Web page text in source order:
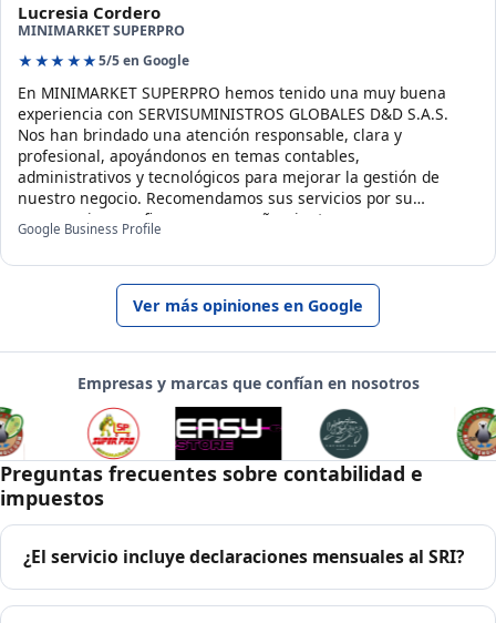
Lucresia Cordero
MINIMARKET SUPERPRO
★★★★★5/5 en Google
En MINIMARKET SUPERPRO hemos tenido una muy buena
experiencia con SERVISUMINISTROS GLOBALES D&D S.A.S.
Nos han brindado una atención responsable, clara y
profesional, apoyándonos en temas contables,
administrativos y tecnológicos para mejorar la gestión de
nuestro negocio. Recomendamos sus servicios por su
compromiso, confianza y acompañamiento.
Google Business Profile
Ver más opiniones en Google
Empresas y marcas que confían en nosotros
Preguntas frecuentes sobre contabilidad e
impuestos
¿El servicio incluye declaraciones mensuales al SRI?